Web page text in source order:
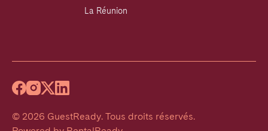
La Réunion
© 2026 GuestReady. Tous droits réservés.